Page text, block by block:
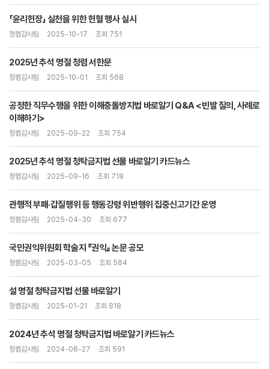
「윤리헌장」 실천을 위한 헌혈 행사 실시
청렴감사팀 2025-10-17 조회 751
2025년 추석 명절 청렴 서한문
청렴감사팀 2025-10-01 조회 568
공정한 직무수행을 위한 이해충돌방지법 바로알기 Q&A <빈발 질의, 사례로
이해하기>
청렴감사팀 2025-09-22 조회 754
2025년 추석 명절 청탁금지법 선물 바로알기 카드뉴스
청렴감사팀 2025-09-16 조회 718
관행적 부패·갑질행위 등 행동강령 위반행위 집중신고기간 운영
청렴감사팀 2025-04-30 조회 677
국민권익위원회 학술지 『권익』 논문 공모
청렴감사팀 2025-03-05 조회 584
설 명절 청탁금지법 선물 바로알기
청렴감사팀 2025-01-21 조회 818
2024년 추석 명절 청탁금지법 바로알기 카드뉴스
청렴감사팀 2024-08-27 조회 591